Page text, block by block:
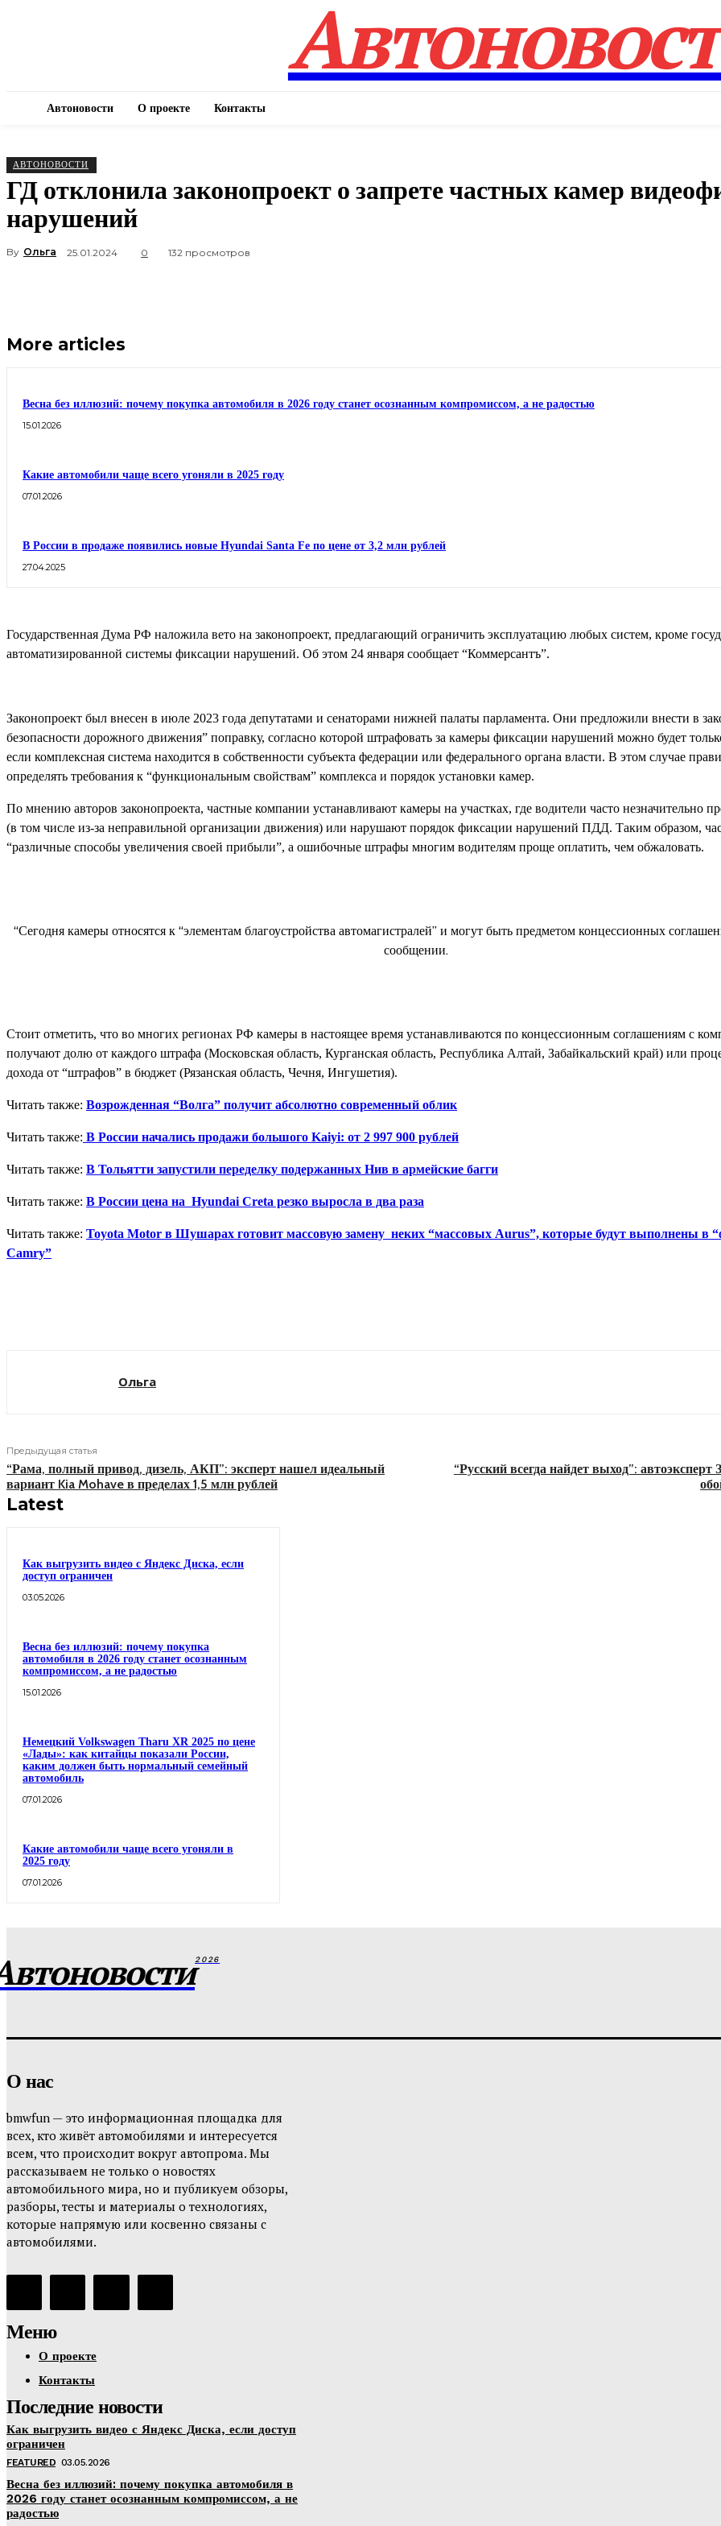
Автоновости О проекте Контакты
АВТОНОВОСТИ
ГД отклонила законопроект о запрете частных камер
нарушений
By Ольга 25.01.2024 0 132 просмотров
More articles
Весна без иллюзий: почему покупка автомобиля в 2026 году станет осознанным компромиссом, а не радостью
15.01.2026
Какие автомобили чаще всего угоняли в 2025 году
07.01.2026
В России в продаже появились новые Hyundai Santa Fe по цене от 3,2 млн рублей
27.04.2025
Государственная Дума РФ наложила вето на законопроект, предлагающий ограничить эксплуатацию любых систем, кроме
автоматизированной системы фиксации нарушений. Об этом 24 января сообщает “Коммерсантъ”.
Законопроект был внесен в июле 2023 года депутатами и сенаторами нижней палаты парламента. Они предложили внести в
безопасности дорожного движения” поправку, согласно которой штрафовать за камеры фиксации нарушений можно будет
если комплексная система находится в собственности субъекта федерации или федерального органа власти. В этом случае
определять требования к “функциональным свойствам” комплекса и порядок установки камер.
По мнению авторов законопроекта, частные компании устанавливают камеры на участках, где водители часто незначительно
(в том числе из-за неправильной организации движения) или нарушают порядок фиксации нарушений ПДД. Таким образом,
“различные способы увеличения своей прибыли”, а ошибочные штрафы многим водителям проще оплатить, чем обжаловать.
“Сегодня камеры относятся к “элементам благоустройства автомагистралей” и могут быть предметом концессионных
сообщении.
Стоит отметить, что во многих регионах РФ камеры в настоящее время устанавливаются по концессионным соглашениям с
получают долю от каждого штрафа (Московская область, Курганская область, Республика Алтай, Забайкальский край) или
дохода от “штрафов” в бюджет (Рязанская область, Чечня, Ингушетия).
Читать также: Возрожденная “Волга” получит абсолютно современный облик
Читать также: В России начались продажи большого Kaiyi: от 2 997 900 рублей
Читать также: В Тольятти запустили переделку подержанных Нив в армейские багги
Читать также: В России цена на Hyundai Creta резко выросла в два раза
Читать также: Toyota Motor в Шушарах готовит массовую замену неких “массовых Aurus”, которые будут выполнены в
Camry”
Ольга
Предыдущая статья
“Рама, полный привод, дизель, АКП”: эксперт нашел идеальный
вариант Kia Mohave в пределах 1,5 млн рублей
“Русский всегда найдет выход”: автоэксперт
Latest
Как выгрузить видео с Яндекс Диска, если
доступ ограничен
03.05.2026
Весна без иллюзий: почему покупка
автомобиля в 2026 году станет осознанным
компромиссом, а не радостью
15.01.2026
Немецкий Volkswagen Tharu XR 2025 по цене
«Лады»: как китайцы показали России,
каким должен быть нормальный семейный
автомобиль
07.01.2026
Какие автомобили чаще всего угоняли в
2025 году
07.01.2026
2026
О нас
bmwfun — это информационная площадка для
всех, кто живёт автомобилями и интересуется
всем, что происходит вокруг автопрома. Мы
рассказываем не только о новостях
автомобильного мира, но и публикуем обзоры,
разборы, тесты и материалы о технологиях,
которые напрямую или косвенно связаны с
автомобилями.
Меню
О проекте
Контакты
Последние новости
Как выгрузить видео с Яндекс Диска, если доступ
ограничен
FEATURED 03.05.2026
Весна без иллюзий: почему покупка автомобиля в
2026 году станет осознанным компромиссом, а не
радостью